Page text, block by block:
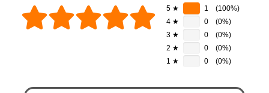
5 ★ 1
(100%)
4 ★
0
(0%)
3 ★
0
(0%)
2 ★
0
(0%)
1 ★
0 (0%)